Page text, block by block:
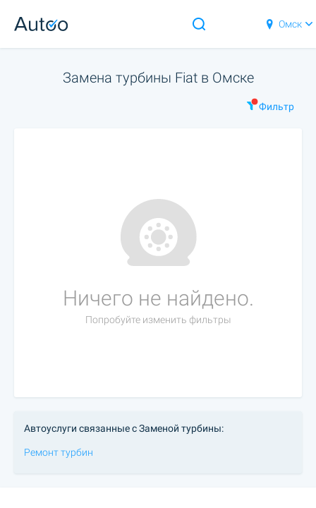
Омск
Замена турбины Fiat в Омске
Фильтр
Ничего не найдено.
Попробуйте изменить фильтры
Автоуслуги связанные с Заменой турбины:
Ремонт турбин